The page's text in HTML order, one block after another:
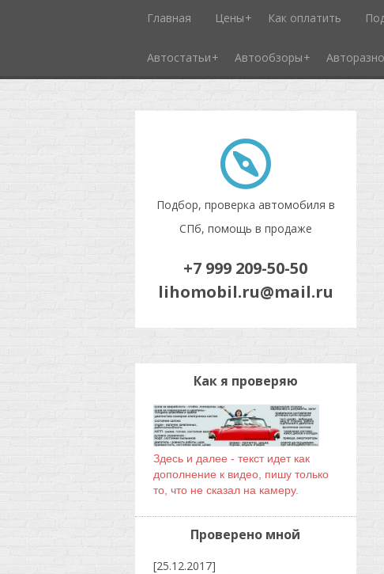
Главная Цены Как оплатить
Автостатьи Автообзоры
Подбор, проверка автомобиля в
СПб, помощь в продаже
+7 999 209-50-50
lihomobil.ru@mail.ru
Как я проверяю
Здесь и далее - текст идет как
дополнение к видео, пишу только
то, что не сказал на камеру.
Проверено мной
[25.12.2017]